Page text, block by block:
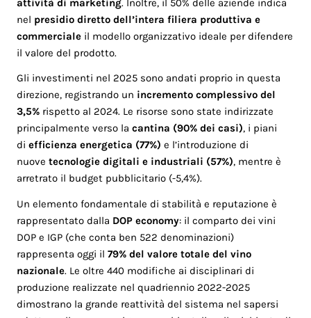
nel presidio diretto dell’intera filiera produttiva e
commerciale il modello organizzativo ideale per difendere
il valore del prodotto.
Gli investimenti nel 2025 sono andati proprio in questa
direzione, registrando un incremento complessivo del
3,5% rispetto al 2024. Le risorse sono state indirizzate
principalmente verso lacantina (90% dei casi), i piani
diefficienza energetica (77%) e l’introduzione di
nuovetecnologie digitali e industriali (57%), mentre è
arretrato il budget pubblicitario (-5,4%).
Un elemento fondamentale di stabilità e reputazione è
rappresentato dalla DOP economy: il comparto dei vini
DOP e IGP (che conta ben 522 denominazioni)
rappresenta oggi il79% del valore totale del vino
nazionale. Le oltre 440 modifiche ai disciplinari di
produzione realizzate nel quadriennio 2022-2025
dimostrano la grande reattività del sistema nel sapersi